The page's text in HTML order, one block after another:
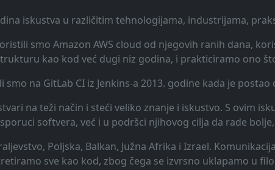
iskustva u različitim tehnologijama, industrijama,
smo Amazon AWS cloud od njegovih ranih dana,
kao kod već dugi niz godina, i prakticiramo ono
na GitLab CI iz Jenkins-a 2013. godine kada je
na teži način i steći veliko znanje i iskustvo. S ovim
softvera, već i u podršci njihovog cilja da rade
Poljska, Balkan, Južna Afrika i Izrael.
sve kao kod, zbog čega se izvrsno uklapamo u